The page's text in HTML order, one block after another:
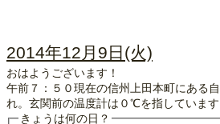
2014年12月9日(火)
おはようございます！
午前７：５０現在の信州上田本町にある
れ。玄関前の温度計は０℃を指しています
きょうは何の日？